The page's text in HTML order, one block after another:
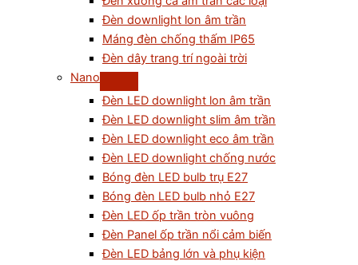
Đèn downlight lon âm trần
Máng đèn chống thấm IP65
Đèn dây trang trí ngoài trời
Nano
Đèn LED downlight lon âm trần
Đèn LED downlight slim âm trần
Đèn LED downlight eco âm trần
Đèn LED downlight chống nước
Bóng đèn LED bulb trụ E27
Bóng đèn LED bulb nhỏ E27
Đèn LED ốp trần tròn vuông
Đèn Panel ốp trần nổi cảm biến
Đèn LED bảng lớn và phụ kiện